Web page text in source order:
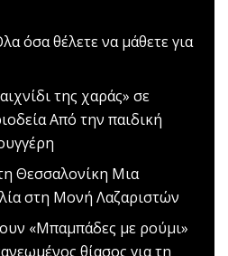
όσα θέλετε να μάθετε για
της χαράς» σε
Από την παιδική
Θεσσαλονίκη Μια
στη Μονή Λαζαριστών
«Μπαμπάδες με ρούμι»
θίασος για τη